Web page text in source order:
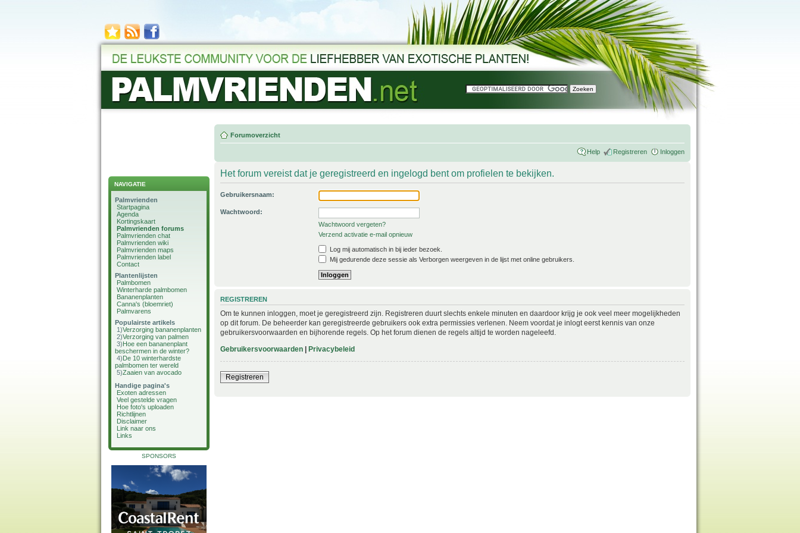
NAVIGATIE
Palmvrienden
Startpagina
Agenda
Kortingskaart
Palmvrienden forums
Palmvrienden chat
Palmvrienden wiki
Palmvrienden maps
Palmvrienden label
Contact
Plantenlijsten
Palmbomen
Winterharde palmbomen
Bananenplanten
Canna's (bloemriet)
Palmvarens
Populairste artikels
1)Verzorging bananenplanten
2)Verzorging van palmen
3)Hoe een bananenplant
beschermen in de winter?
4)De 10 winterhardste
palmbomen ter wereld
5)Zaaien van avocado
Handige pagina's
Exoten adressen
Veel gestelde vragen
Hoe foto's uploaden
Richtlijnen
Disclaimer
Link naar ons
Links
SPONSORS
Forumoverzicht
Help Registreren Inloggen
Het forum vereist dat je geregistreerd en ingelogd bent om profielen te bekijken.
Gebruikersnaam:
Wachtwoord:
Wachtwoord vergeten?
Verzend activatie e-mail opnieuw
Log mij automatisch in bij ieder bezoek.
Mij gedurende deze sessie als Verborgen weergeven in de lijst met online gebruikers.
REGISTREREN
Om te kunnen inloggen, moet je geregistreerd zijn. Registreren duurt slechts enkele minuten en daardoor krijg je ook veel meer mogelijkheden
op dit forum. De beheerder kan geregistreerde gebruikers ook extra permissies verlenen. Neem voordat je inlogt eerst kennis van onze
gebruikersvoorwaarden en bijhorende regels. Op het forum dienen de regels altijd te worden nageleefd.
Gebruikersvoorwaarden | Privacybeleid
Registreren